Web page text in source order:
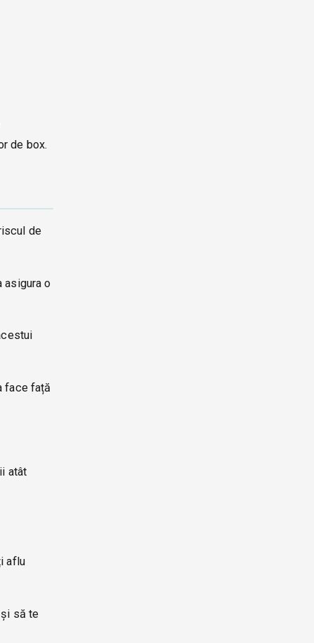
de box.
de
asigura o
face față
atât
aflu
să te